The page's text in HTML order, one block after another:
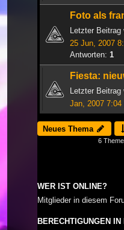
Foto als
Letzter Beitrag
25 Jun, 2007
Antworten: 1
Fiesta:
Letzter Beitrag
Jan, 2007 7:04
Neues Thema
6
WER IST ONLINE?
Mitglieder in diesem
BERECHTIGUNGEN IN